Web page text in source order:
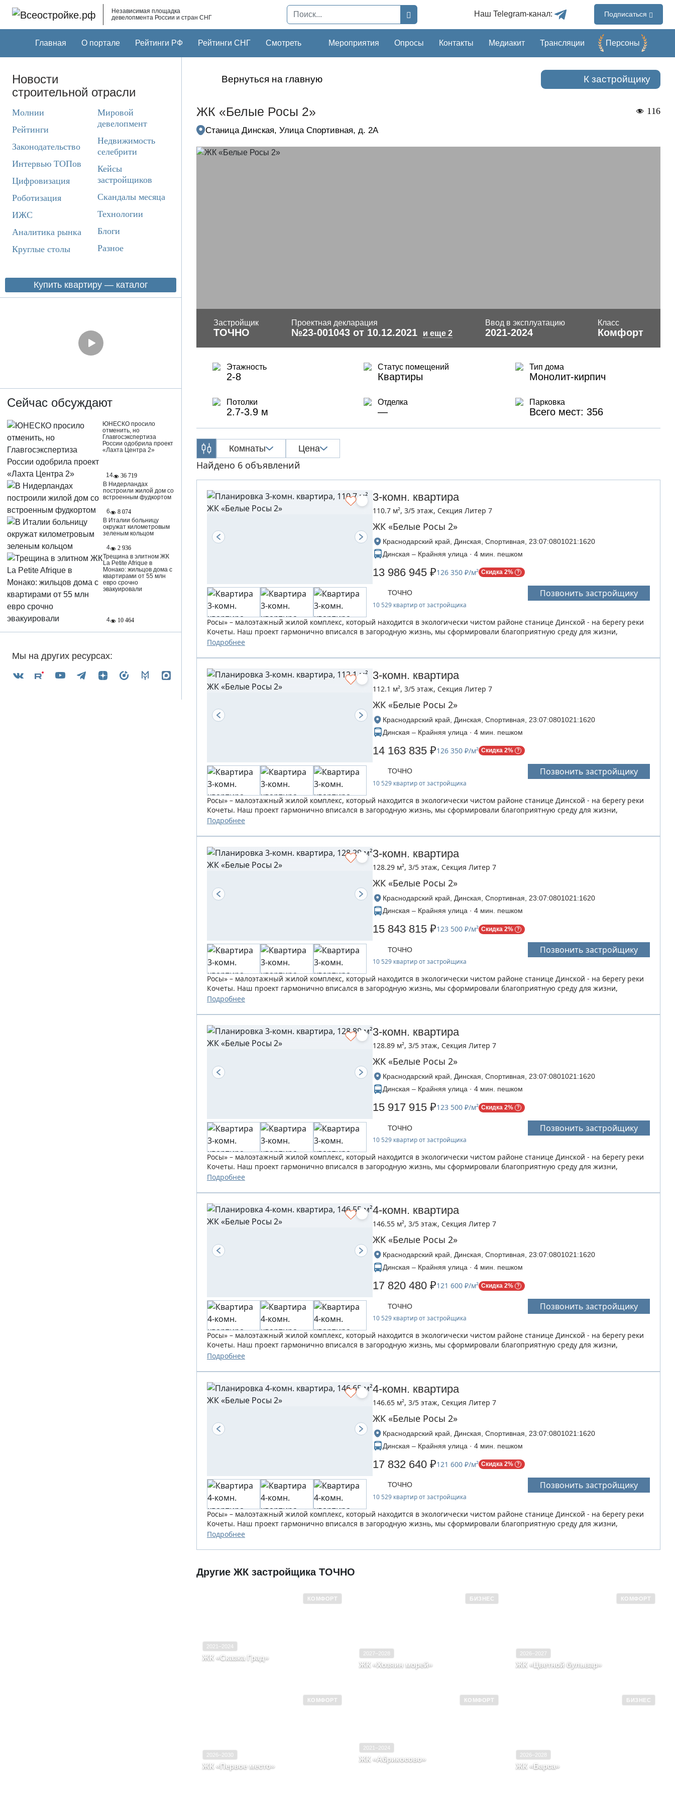
Независимая площадка
девелопмента России и стран СНГ
Наш Telegram-канал: Подписаться
Главная О портале Рейтинги РФ Рейтинги СНГ Смотреть Мероприятия Опросы Контакты Медиакит Трансляции Перcоны
Новости
строительной отрасли
Молнии
Рейтинги
Законодательство
Интервью ТОПов
Цифровизация
Роботизация
ИЖС
Аналитика рынка
Круглые столы
Мировой
девелопмент
Недвижимость
селебрити
Кейсы
застройщиков
Скандалы месяца
Технологии
Блоги
Разное
Купить квартиру — каталог
Сейчас обсуждают
ЮНЕСКО просило
отменить, но
Главгосэкспертиза
России одобрила проект
«Лахта Центра 2»
14
36 719
В Нидерландах
построили жилой дом со
встроенным фудкортом
6
8 074
В Италии больницу
окружат километровым
зеленым кольцом
4
2 936
Трещина в элитном ЖК
La Petite Afrique в
Монако: жильцов дома с
квартирами от 55 млн
евро срочно
эвакуировали
4 10 464
Мы на других ресурсах:
Вернуться на главную К застройщику
ЖК «Белые Росы 2» 116
Станица Динская, Улица Спортивная, д. 2А
Застройщик
ТОЧНО
Проектная декларация
№23-001043 от 10.12.2021 и еще 2
Ввод в эксплуатацию
2021-2024
Класс
Комфорт
Этажность
2-8
Статус помещений
Квартиры
Тип дома
Монолит-кирпич
Потолки
2.7-3.9 м
Отделка
—
Парковка
Всего мест: 356
Комнаты Цена
Найдено 6 объявлений
3-комн. квартира
110.7 м², 3/5 этаж, Секция Литер 7
ЖК «Белые Росы 2»
Краснодарский край, Динская, Спортивная, 23:07:0801021:1620
Динская – Крайняя улица · 4 мин. пешком
13 986 945 ₽126 350 ₽/м² Скидка 2%
ТОЧНО
10 529 квартир от застройщика
Позвонить застройщику
Росы» – малоэтажный жилой комплекс, который находится в экологически чистом районе станице Динской - на берегу реки
Кочеты. Наш проект гармонично вписался в загородную жизнь, мы сформировали благоприятную среду для жизни,
создания семьи...
Подробнее
3-комн. квартира
112.1 м², 3/5 этаж, Секция Литер 7
ЖК «Белые Росы 2»
Краснодарский край, Динская, Спортивная, 23:07:0801021:1620
Динская – Крайняя улица · 4 мин. пешком
14 163 835 ₽126 350 ₽/м² Скидка 2%
ТОЧНО
10 529 квартир от застройщика
Позвонить застройщику
Росы» – малоэтажный жилой комплекс, который находится в экологически чистом районе станице Динской - на берегу реки
Кочеты. Наш проект гармонично вписался в загородную жизнь, мы сформировали благоприятную среду для жизни,
создания семьи...
Подробнее
3-комн. квартира
128.29 м², 3/5 этаж, Секция Литер 7
ЖК «Белые Росы 2»
Краснодарский край, Динская, Спортивная, 23:07:0801021:1620
Динская – Крайняя улица · 4 мин. пешком
15 843 815 ₽123 500 ₽/м² Скидка 2%
ТОЧНО
10 529 квартир от застройщика
Позвонить застройщику
Росы» – малоэтажный жилой комплекс, который находится в экологически чистом районе станице Динской - на берегу реки
Кочеты. Наш проект гармонично вписался в загородную жизнь, мы сформировали благоприятную среду для жизни,
создания семьи...
Подробнее
3-комн. квартира
128.89 м², 3/5 этаж, Секция Литер 7
ЖК «Белые Росы 2»
Краснодарский край, Динская, Спортивная, 23:07:0801021:1620
Динская – Крайняя улица · 4 мин. пешком
15 917 915 ₽123 500 ₽/м² Скидка 2%
ТОЧНО
10 529 квартир от застройщика
Позвонить застройщику
Росы» – малоэтажный жилой комплекс, который находится в экологически чистом районе станице Динской - на берегу реки
Кочеты. Наш проект гармонично вписался в загородную жизнь, мы сформировали благоприятную среду для жизни,
создания семьи...
Подробнее
4-комн. квартира
146.55 м², 3/5 этаж, Секция Литер 7
ЖК «Белые Росы 2»
Краснодарский край, Динская, Спортивная, 23:07:0801021:1620
Динская – Крайняя улица · 4 мин. пешком
17 820 480 ₽121 600 ₽/м² Скидка 2%
ТОЧНО
10 529 квартир от застройщика
Позвонить застройщику
Росы» – малоэтажный жилой комплекс, который находится в экологически чистом районе станице Динской - на берегу реки
Кочеты. Наш проект гармонично вписался в загородную жизнь, мы сформировали благоприятную среду для жизни,
создания семьи...
Подробнее
4-комн. квартира
146.65 м², 3/5 этаж, Секция Литер 7
ЖК «Белые Росы 2»
Краснодарский край, Динская, Спортивная, 23:07:0801021:1620
Динская – Крайняя улица · 4 мин. пешком
17 832 640 ₽121 600 ₽/м² Скидка 2%
ТОЧНО
10 529 квартир от застройщика
Позвонить застройщику
Росы» – малоэтажный жилой комплекс, который находится в экологически чистом районе станице Динской - на берегу реки
Кочеты. Наш проект гармонично вписался в загородную жизнь, мы сформировали благоприятную среду для жизни,
создания семьи...
Подробнее
Другие ЖК застройщика ТОЧНО
КОМФОРТ
2021–2024
ЖК «Сказка Град»
БИЗНЕС
2027–2028
ЖК «Хозяин морей»
КОМФОРТ
2026–2027
ЖК «Цветной бульвар»
КОМФОРТ
2026–2030
ЖК «Первое место»
КОМФОРТ
2021–2024
ЖК «Абрикосово»
БИЗНЕС
2026–2028
ЖК «Барса»